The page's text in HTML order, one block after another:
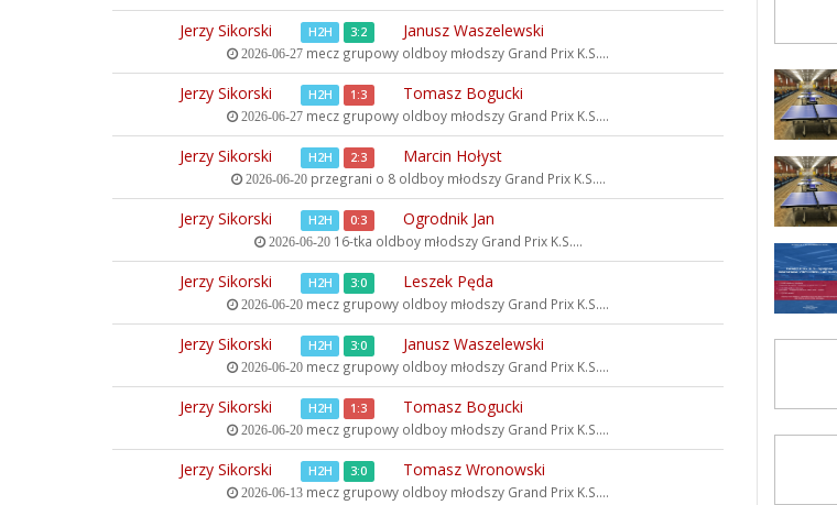
Jerzy Sikorski H2H 3:2 Janusz Waszelewski
2026-06-27 mecz grupowy oldboy młodszy Grand Prix K.S....
Jerzy Sikorski H2H 1:3 Tomasz Bogucki
2026-06-27 mecz grupowy oldboy młodszy Grand Prix K.S....
Jerzy Sikorski H2H 2:3 Marcin Hołyst
2026-06-20przegrani o 8 oldboy młodszy Grand Prix K.S....
Jerzy Sikorski H2H 0:3 Ogrodnik Jan
2026-06-2016-tka oldboy młodszy Grand Prix K.S....
Jerzy Sikorski H2H 3:0 Leszek Pęda
2026-06-20 mecz grupowy oldboy młodszy Grand Prix K.S....
Jerzy Sikorski H2H 3:0 Janusz Waszelewski
2026-06-20 mecz grupowy oldboy młodszy Grand Prix K.S....
Jerzy Sikorski H2H 1:3 Tomasz Bogucki
2026-06-20 mecz grupowy oldboy młodszy Grand Prix K.S....
Jerzy Sikorski H2H 3:0 Tomasz Wronowski
2026-06-13 mecz grupowy oldboy młodszy Grand Prix K.S....